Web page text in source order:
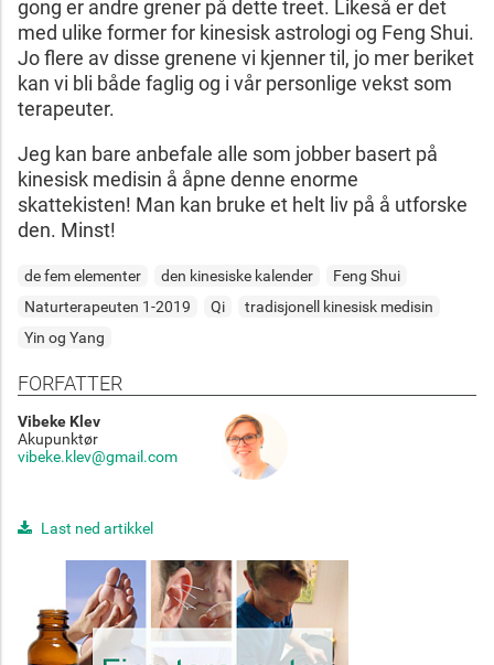
gong er andre grener på dette treet. Likeså er det
med ulike former for kinesisk astrologi og Feng Shui.
Jo flere av disse grenene vi kjenner til, jo mer beriket
kan vi bli både faglig og i vår personlige vekst som
terapeuter.
Jeg kan bare anbefale alle som jobber basert på
kinesisk medisin å åpne denne enorme
skattekisten! Man kan bruke et helt liv på å utforske
den. Minst!
de fem elementer den kinesiske kalender
Feng Shui
Naturterapeuten 1-2019
Qi
tradisjonell kinesisk medisin
Yin og Yang
FORFATTER
Vibeke Klev
Akupunktør
vibeke.klev@gmail.com
Last ned artikkel